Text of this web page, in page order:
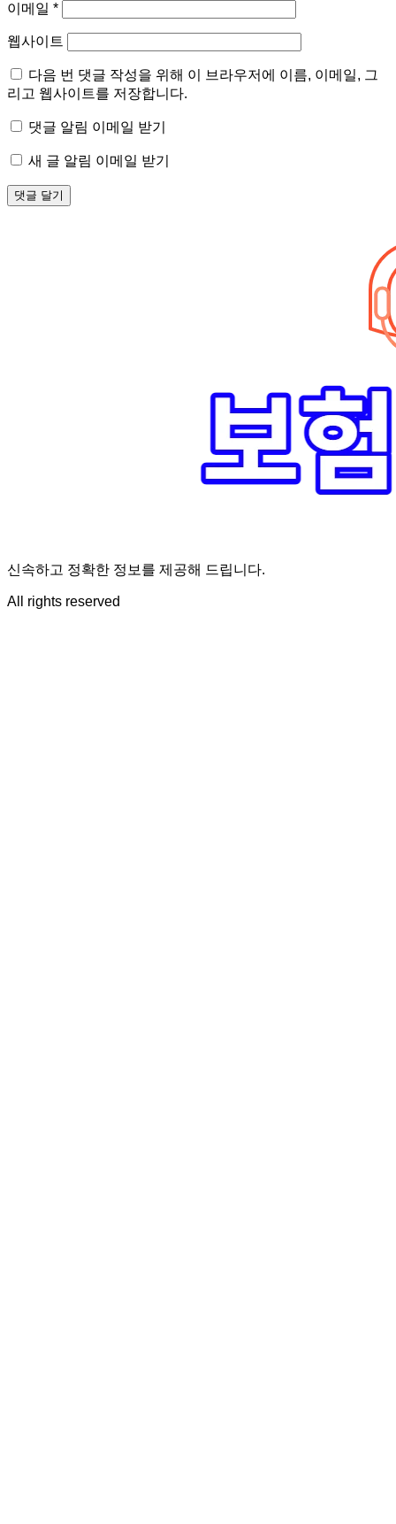
이메일 *
웹사이트
다음 번 댓글 작성을 위해 이 브라우저에 이름, 이메일, 그
리고 웹사이트를 저장합니다.
댓글 알림 이메일 받기
새 글 알림 이메일 받기
신속하고 정확한 정보를 제공해 드립니다.
All rights reserved